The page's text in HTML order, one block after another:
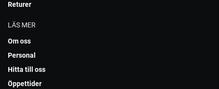
Returer
LÄS MER
Om oss
Personal
Hitta till oss
Öppettider